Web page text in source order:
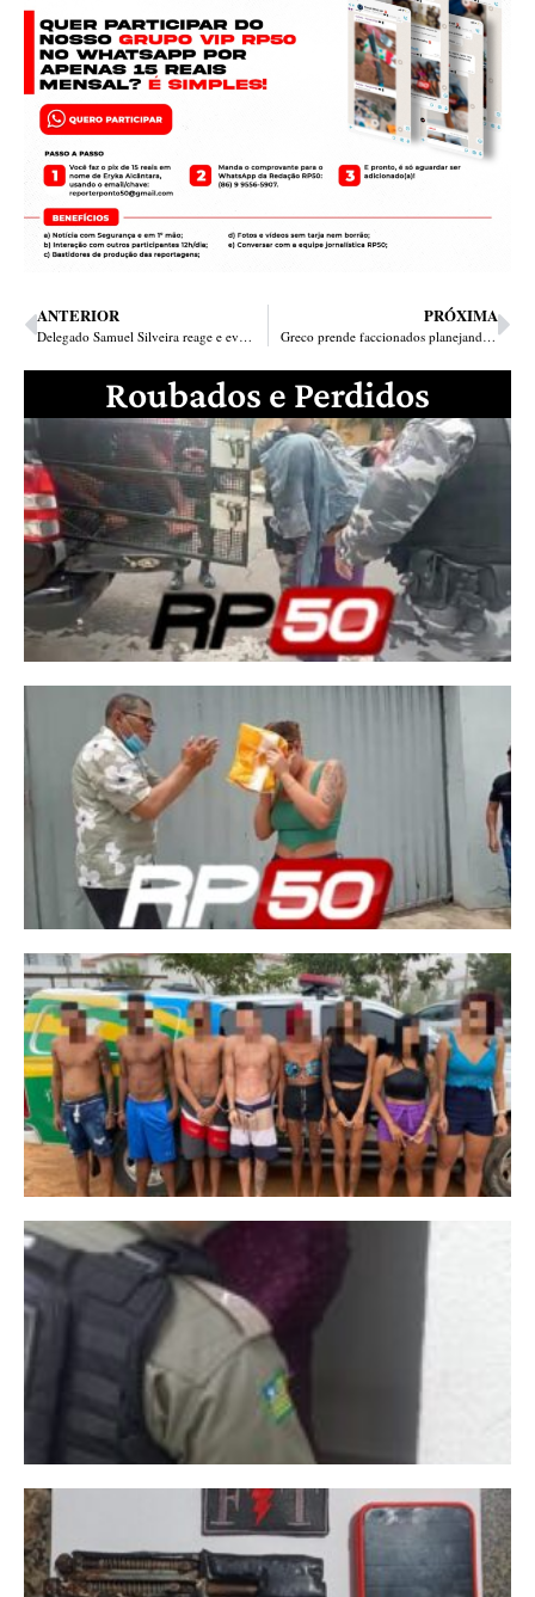
ANTERIOR
Delegado Samuel Silveira reage e evita assalto no bairro São João
PRÓXIMA
Greco prende faccionados planejando assalto em Teresina
Roubados e Perdidos